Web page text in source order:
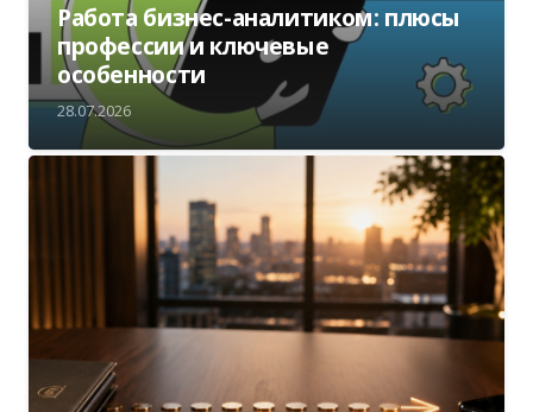
Работа бизнес-аналитиком: плюсы
профессии и ключевые
особенности
28.07.2026